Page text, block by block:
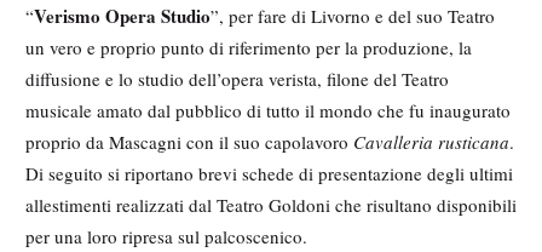
“Verismo Opera Studio”, per fare di Livorno e del suo Teatro
un vero e proprio punto di riferimento per la produzione, la
diffusione e lo studio dell’opera verista, filone del Teatro
musicale amato dal pubblico di tutto il mondo che fu inaugurato
proprio da Mascagni con il suo capolavoro Cavalleria rusticana.
Di seguito si riportano brevi schede di presentazione degli ultimi
allestimenti realizzati dal Teatro Goldoni che risultano disponibili
per una loro ripresa sul palcoscenico.